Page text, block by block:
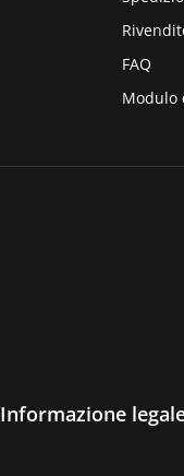
FAQ
Modulo
Informazione